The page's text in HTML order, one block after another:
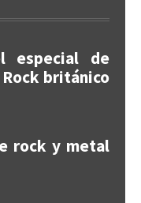
especial de
británico
rock y metal